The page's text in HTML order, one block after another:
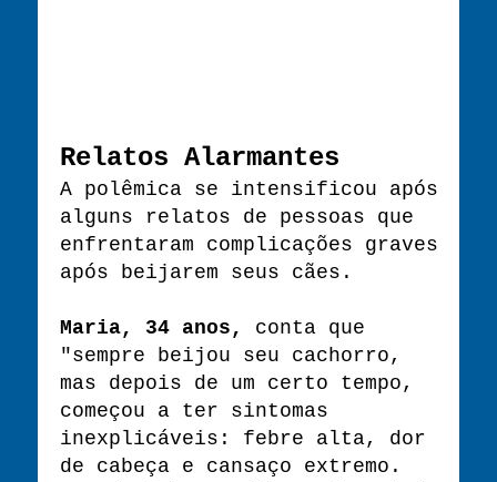
Relatos Alarmantes
A polêmica se intensificou após
alguns relatos de pessoas que
enfrentaram complicações graves
após beijarem seus cães.
Maria, 34 anos,
conta que
"sempre beijou seu cachorro,
mas depois de um certo tempo,
começou a ter sintomas
inexplicáveis: febre alta, dor
de cabeça e cansaço extremo.